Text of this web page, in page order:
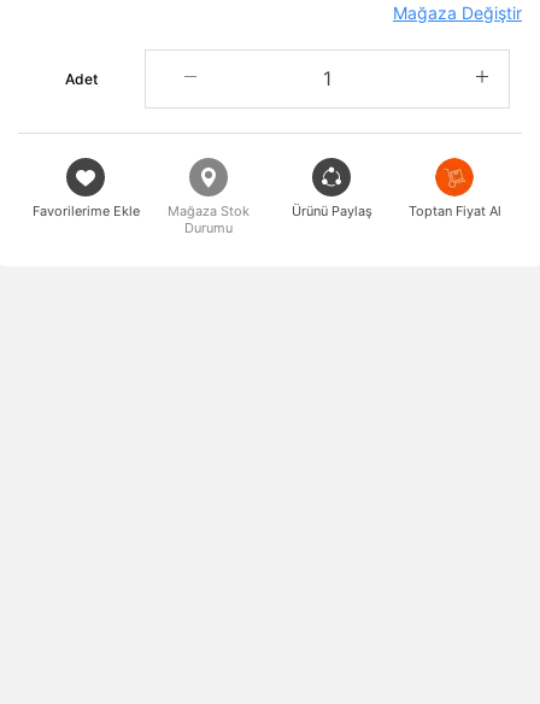
Mağaza Değiştir
Adet
Favorilerime Ekle
Mağaza Stok
Durumu
Ürünü Paylaş Toptan Fiyat Al